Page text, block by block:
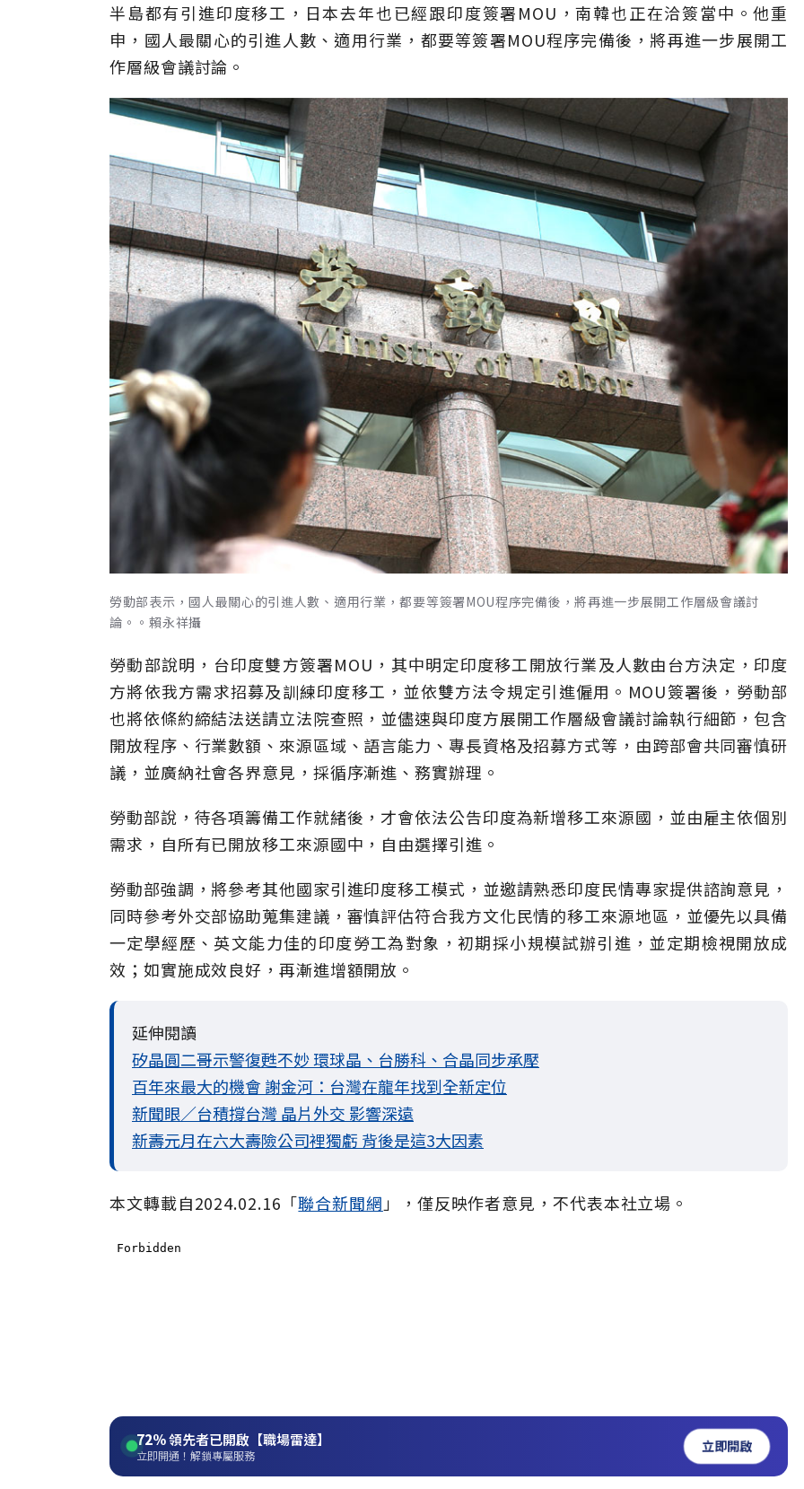
半島都有引進印度移工，日本去年也已經跟印度簽署MOU，南韓也正在洽簽當中。他重
申，國人最關心的引進人數、適用行業，都要等簽署MOU程序完備後，將再進一步展開工
作層級會議討論。
勞動部表示，國人最關心的引進人數、適用行業，都要等簽署MOU程序完備後，將再進一步展開工作層級會議討
論。。賴永祥攝
勞動部說明，台印度雙方簽署MOU，其中明定印度移工開放行業及人數由台方決定，印度
方將依我方需求招募及訓練印度移工，並依雙方法令規定引進僱用。MOU簽署後，勞動部
也將依條約締結法送請立法院查照，並儘速與印度方展開工作層級會議討論執行細節，包含
開放程序、行業數額、來源區域、語言能力、專長資格及招募方式等，由跨部會共同審慎研
議，並廣納社會各界意見，採循序漸進、務實辦理。
勞動部說，待各項籌備工作就緒後，才會依法公告印度為新增移工來源國，並由雇主依個別
需求，自所有已開放移工來源國中，自由選擇引進。
勞動部強調，將參考其他國家引進印度移工模式，並邀請熟悉印度民情專家提供諮詢意見，
同時參考外交部協助蒐集建議，審慎評估符合我方文化民情的移工來源地區，並優先以具備
一定學經歷、英文能力佳的印度勞工為對象，初期採小規模試辦引進，並定期檢視開放成
效；如實施成效良好，再漸進增額開放。
延伸閱讀
矽晶圓二哥示警復甦不妙 環球晶、台勝科、合晶同步承壓
百年來最大的機會 謝金河：台灣在龍年找到全新定位
新聞眼／台積撐台灣 晶片外交 影響深遠
新壽元月在六大壽險公司裡獨虧 背後是這3大因素
本文轉載自2024.02.16「聯合新聞網 」，僅反映作者意見，不代表本社立場。
72%領先者已開啟【職場雷達】
立即開通！解鎖專屬服務
立即開啟